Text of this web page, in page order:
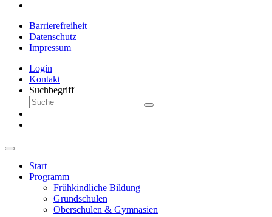
Barrierefreiheit
Datenschutz
Impressum
Login
Kontakt
Suchbegriff
Start
Programm
Frühkindliche Bildung
Grundschulen
Oberschulen & Gymnasien